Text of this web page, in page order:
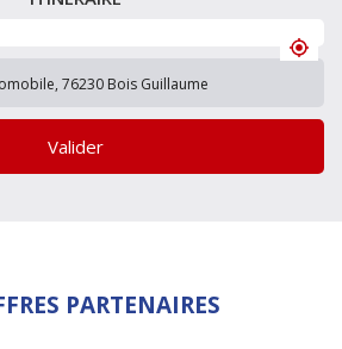
Valider
PARTENAIRES